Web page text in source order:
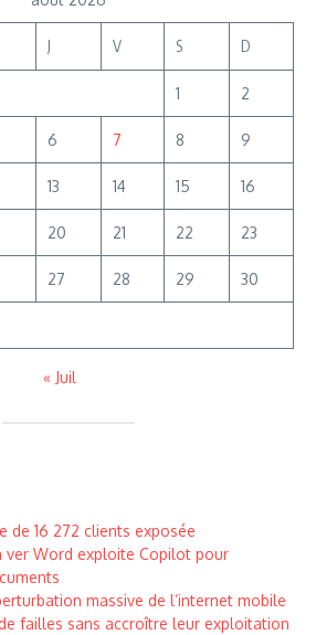
J V S D
1 2
6 7 8 9
13 14 15 16
20 21 22 23
27 28 29 30
« Juil
de 16 272 clients exposée
ver Word exploite Copilot pour
massive de l’internet mobile
failles sans accroître leur exploitation